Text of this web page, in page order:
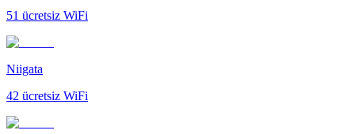
51 ücretsiz WiFi
Niigata
42 ücretsiz WiFi